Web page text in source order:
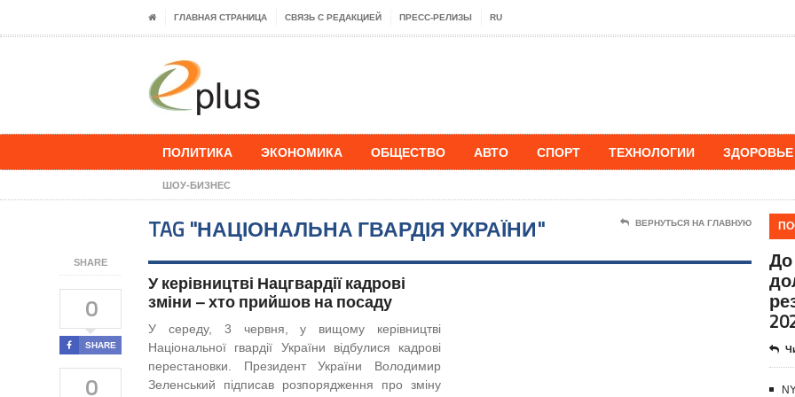
ГЛАВНАЯ СТРАНИЦА СВЯЗЬ С РЕДАКЦИЕЙ ПРЕСС-РЕЛИЗЫ RU
ПОЛИТИКА ЭКОНОМИКА ОБЩЕСТВО АВТО СПОРТ ТЕХНОЛОГИИ ЗДОРОВЬЕ
ШОУ-БИЗНЕС
SHARE
0
SHARE
0
TAG "НАЦІОНАЛЬНА ГВАРДІЯ УКРАЇНИ" ВЕРНУТЬСЯ НА ГЛАВНУЮ
У керівництві Нацгвардії кадрові
зміни – хто прийшов на посаду
У середу, 3 червня, у вищому керівництві
Національної гвардії України відбулися кадрові
перестановки. Президент України Володимир
Зеленський підписав розпорядження про зміну
До